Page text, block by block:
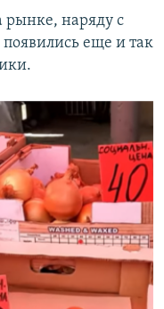
рынке, наряду с
еще и так